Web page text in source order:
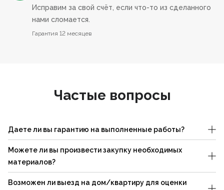
Исправим за свой счёт, если что-то из сделанного
нами сломается.
Гарантия 12 месяцев
Частые вопросы
Даете ли вы гарантию на выполненные работы?
Можете ли вы произвести закупку необходимых
материалов?
Возможен ли выезд на дом/квартиру для оценки